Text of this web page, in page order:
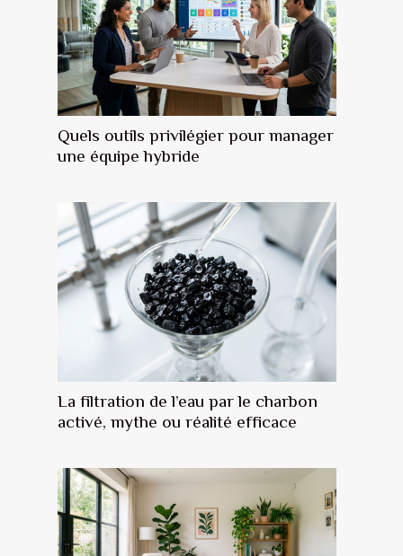
Quels outils privilégier pour manager
une équipe hybride
La filtration de l’eau par le charbon
activé, mythe ou réalité efficace